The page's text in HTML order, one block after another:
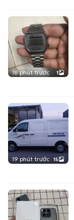
18 phút trước 1
19 phút trước 15